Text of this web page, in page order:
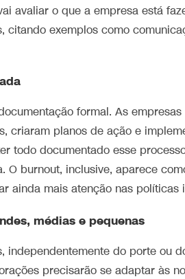
avaliar o que a empresa está
citando exemplos como
formal. As
criaram planos de ação e
todo documentado esse
O burnout, inclusive, aparece
ainda mais atenção nas políticas
médias e pequenas
independentemente do porte ou
precisarão se adaptar às